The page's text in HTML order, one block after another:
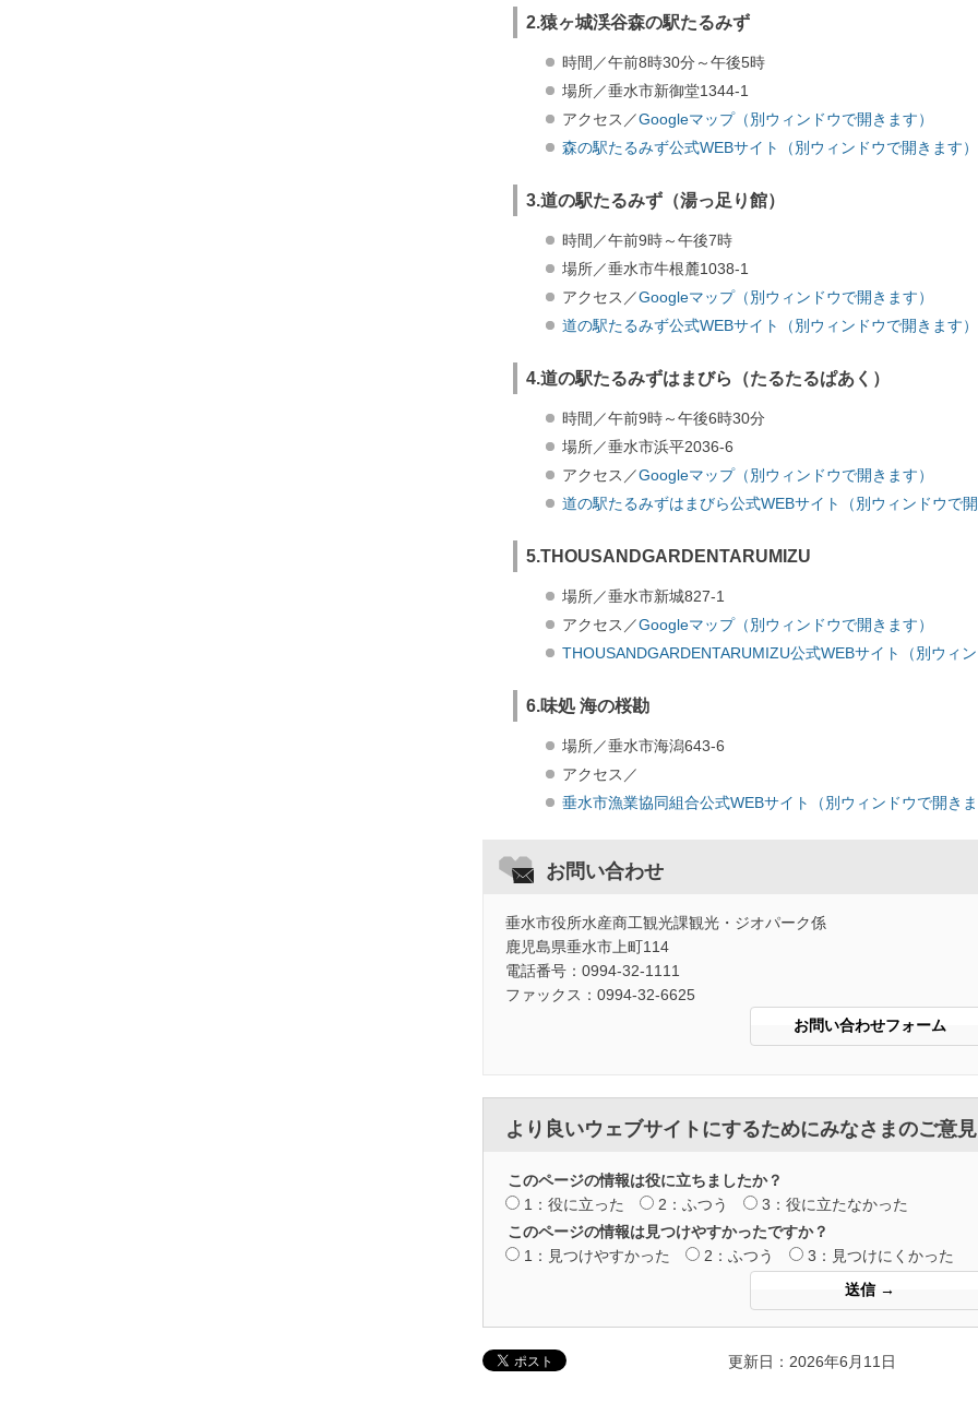
2.猿ヶ城渓谷森の駅たるみず
時間／午前8時30分～午後5時
場所／垂水市新御堂1344-1
アクセス／Googleマップ（別ウィンドウで開きます）
森の駅たるみず公式WEBサイト（別ウィンドウで開きます）
3.道の駅たるみず（湯っ足り館）
時間／午前9時～午後7時
場所／垂水市牛根麓1038-1
アクセス／Googleマップ（別ウィンドウで開きます）
道の駅たるみず公式WEBサイト（別ウィンドウで開きます）
4.道の駅たるみずはまびら（たるたるぱあく）
時間／午前9時～午後6時30分
場所／垂水市浜平2036-6
アクセス／Googleマップ（別ウィンドウで開きます）
道の駅たるみずはまびら公式WEBサイト（別ウィンドウで
5.THOUSANDGARDENTARUMIZU
場所／垂水市新城827-1
アクセス／Googleマップ（別ウィンドウで開きます）
THOUSANDGARDENTARUMIZU公式WEBサイト（別ウィ
6.味処 海の桜勘
場所／垂水市海潟643-6
アクセス／
垂水市漁業協同組合公式WEBサイト（別ウィンドウで開き
お問い合わせ
垂水市役所水産商工観光課観光・ジオパーク係
鹿児島県垂水市上町114
電話番号：0994-32-1111
ファックス：0994-32-6625
より良いウェブサイトにするためにみなさまのご意
このページの情報は役に立ちましたか？
1：役に立った
2：ふつう
3：役に立たなかった
このページの情報は見つけやすかったですか？
1：見つけやすかった
2：ふつう 3：見つけにくかった
更新日：2026年6月11日